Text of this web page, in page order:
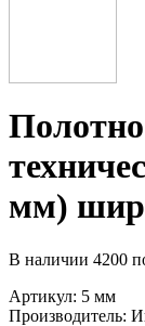
мм)
В наличии 4200
Артикул: 5 мм
Производитель: